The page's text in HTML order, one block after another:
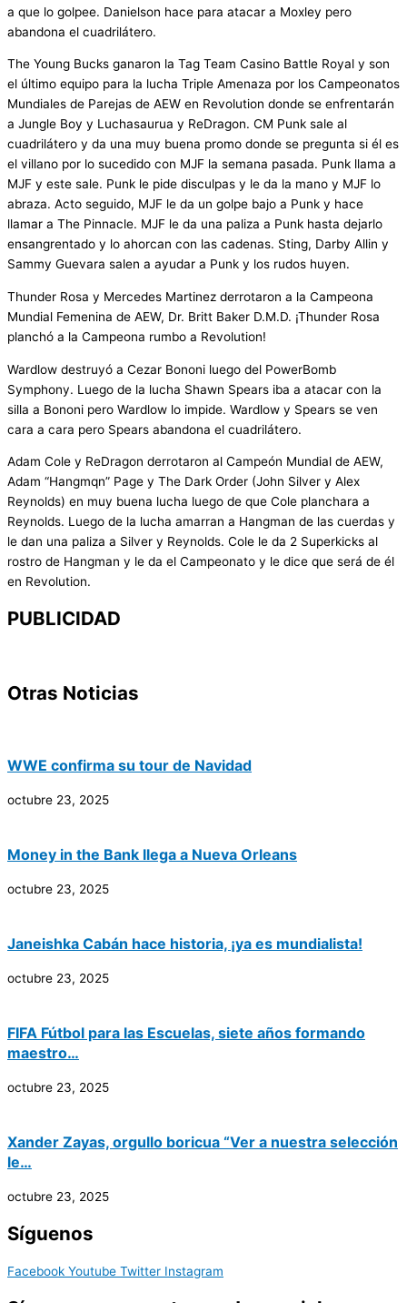
a que lo golpee. Danielson hace para atacar a Moxley pero
abandona el cuadrilátero.
The Young Bucks ganaron la Tag Team Casino Battle Royal y son
el último equipo para la lucha Triple Amenaza por los Campeonatos
Mundiales de Parejas de AEW en Revolution donde se enfrentarán
a Jungle Boy y Luchasaurua y ReDragon. CM Punk sale al
cuadrilátero y da una muy buena promo donde se pregunta si él es
el villano por lo sucedido con MJF la semana pasada. Punk llama a
MJF y este sale. Punk le pide disculpas y le da la mano y MJF lo
abraza. Acto seguido, MJF le da un golpe bajo a Punk y hace
llamar a The Pinnacle. MJF le da una paliza a Punk hasta dejarlo
ensangrentado y lo ahorcan con las cadenas. Sting, Darby Allin y
Sammy Guevara salen a ayudar a Punk y los rudos huyen.
Thunder Rosa y Mercedes Martinez derrotaron a la Campeona
Mundial Femenina de AEW, Dr. Britt Baker D.M.D. ¡Thunder Rosa
planchó a la Campeona rumbo a Revolution!
Wardlow destruyó a Cezar Bononi luego del PowerBomb
Symphony. Luego de la lucha Shawn Spears iba a atacar con la
silla a Bononi pero Wardlow lo impide. Wardlow y Spears se ven
cara a cara pero Spears abandona el cuadrilátero.
Adam Cole y ReDragon derrotaron al Campeón Mundial de AEW,
Adam “Hangmqn” Page y The Dark Order (John Silver y Alex
Reynolds) en muy buena lucha luego de que Cole planchara a
Reynolds. Luego de la lucha amarran a Hangman de las cuerdas y
le dan una paliza a Silver y Reynolds. Cole le da 2 Superkicks al
rostro de Hangman y le da el Campeonato y le dice que será de él
en Revolution.
PUBLICIDAD
Otras Noticias
WWE confirma su tour de Navidad
octubre 23, 2025
Money in the Bank llega a Nueva Orleans
octubre 23, 2025
Janeishka Cabán hace historia, ¡ya es mundialista!
octubre 23, 2025
FIFA Fútbol para las Escuelas, siete años formando
maestro…
octubre 23, 2025
Xander Zayas, orgullo boricua “Ver a nuestra selección
le…
octubre 23, 2025
Síguenos
Facebook Youtube Twitter Instagram